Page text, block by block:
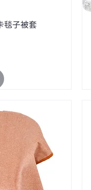
毯子被套